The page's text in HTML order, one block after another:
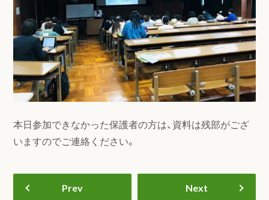
本日参加できなかった保護者の方は、資料は残部がござ
いますのでご連絡ください。
Prev Next